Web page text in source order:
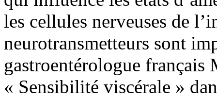
les cellules nerveuses de
neurotransmetteurs sont
gastroentérologue
« Sensibilité viscérale »